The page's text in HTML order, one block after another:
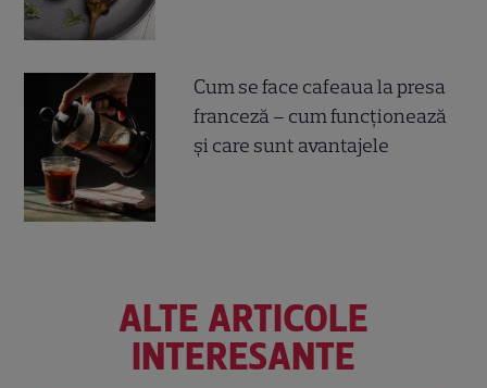
Cum se face cafeaua la presa
franceză – cum funcționează
și care sunt avantajele
ALTE ARTICOLE
INTERESANTE